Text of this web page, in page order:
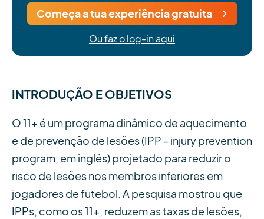
Começa a tua experiência gratuita
Ou faz o log-in aqui
INTRODUÇÃO E OBJETIVOS
O 11+ é um programa dinâmico de aquecimento
e de prevenção de lesões (IPP - injury prevention
program, em inglês) projetado para reduzir o
risco de lesões nos membros inferiores em
jogadores de futebol. A pesquisa mostrou que
IPPs, como os 11+, reduzem as taxas de lesões,